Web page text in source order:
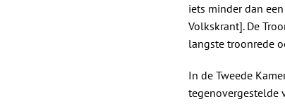
iets minder dan
Volkskrant]. De
langste troonrede
In de Tweede
tegenovergestelde